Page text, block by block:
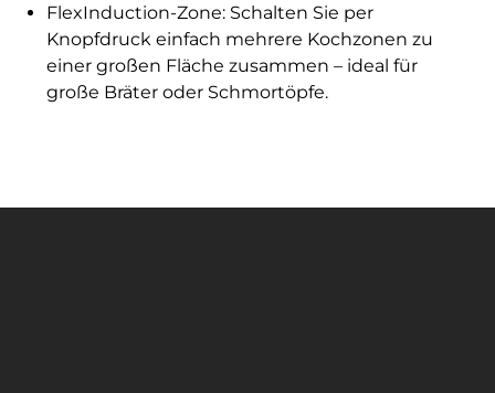
FlexInduction-Zone: Schalten Sie per
Knopfdruck einfach mehrere Kochzonen zu
einer großen Fläche zusammen – ideal für
große Bräter oder Schmortöpfe.